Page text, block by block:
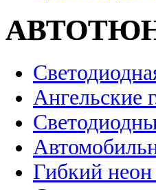
Ангельские
Гибкий